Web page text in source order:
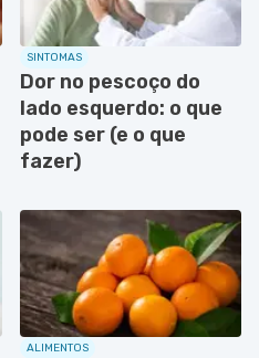
SINTOMAS
Dor no pescoço do
lado esquerdo: o que
pode ser (e o que
fazer)
ALIMENTOS